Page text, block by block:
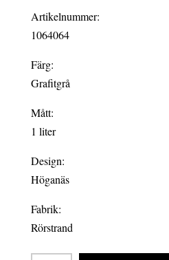
Artikelnummer:
1064064
Färg:
Grafitgrå
Mått:
1 liter
Design:
Höganäs
Fabrik:
Rörstrand